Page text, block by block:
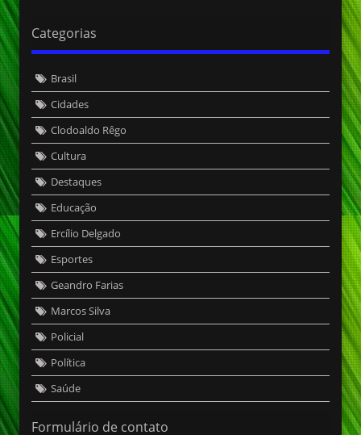
Categorias
Brasil
Cidades
Clodoaldo Rêgo
Cultura
Destaques
Educação
Ercílio Delgado
Esportes
Geandro Farias
Marcos Silva
Policial
Política
Saúde
Formulário de contato